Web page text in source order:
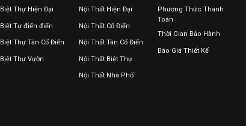
Biệt Thự Hiện Đại
Biệt Tự điển điển
Biệt Thự Tân Cổ Điển
Biệt Thự Vườn
Nội Thất Hiện Đại
Nội Thất Cổ Điển
Nội Thất Tân Cổ Điển
Nội Thất Biệt Thự
Nội Thất Nhà Phố
Phương Thức Thanh
Toán
Thời Gian Bảo Hành
Báo Giá Thiết Kế